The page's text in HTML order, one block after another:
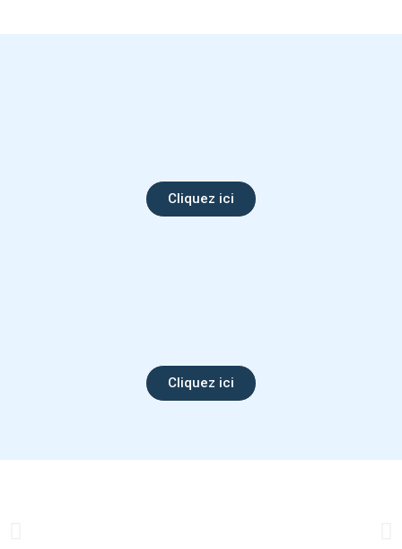
Cliquez ici
Cliquez ici